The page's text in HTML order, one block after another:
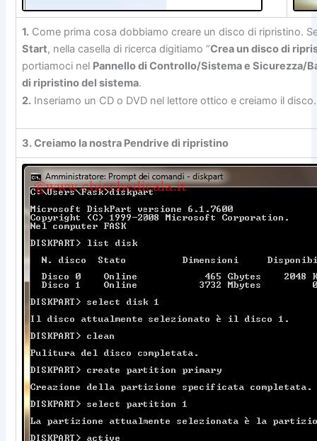
1. Come prima cosa dobbiamo creare un disco di ripristino.
Start, nella casella di ricerca digitiamo “Crea un disco di
portiamoci nel Pannello di Controllo/Sistema e Sicurezza/
di ripristino del sistema.
2. Inseriamo un CD o DVD nel lettore ottico e creiamo il disco.
3. Creiamo la nostra Pendrive di ripristino